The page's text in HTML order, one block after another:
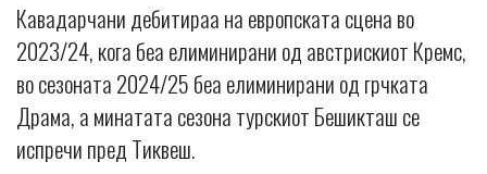
Кавадарчани дебитираа на европската сцена во
2023/24, кога беа елиминирани од австрискиот Кремс,
во сезоната 2024/25 беа елиминирани од грчката
Драма, а минатата сезона турскиот Бешикташ се
испречи пред Тиквеш.